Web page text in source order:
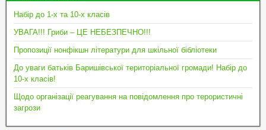
Набір до 1-х та 10-х класів
УВАГА!!! Гриби – ЦЕ НЕБЕЗПЕЧНО!!!
Пропозиції нонфікшн літератури для шкільної бібліотеки
До уваги батьків Баришівської територіальної громади! Набір до
10-х класів!
Щодо організації реагування на повідомлення про терористичні
загрози